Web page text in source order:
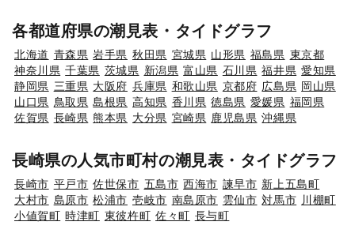
各都道府県の潮見表・タイドグラフ
北海道 青森県 岩手県 秋田県 宮城県 山形県 福島県 東京都
神奈川県 千葉県 茨城県 新潟県 富山県 石川県 福井県 愛知県
静岡県 三重県 大阪府 兵庫県 和歌山県 京都府 広島県 岡山県
山口県 鳥取県 島根県 高知県 香川県 徳島県 愛媛県 福岡県
佐賀県 長崎県 熊本県 大分県 宮崎県 鹿児島県 沖縄県
長崎県の人気市町村の潮見表・タイドグラフ
長崎市 平戸市 佐世保市 五島市 西海市 諫早市 新上五島町
大村市 島原市 松浦市 壱岐市 南島原市 雲仙市 対馬市 川棚町
小値賀町 時津町 東彼杵町 佐々町 長与町